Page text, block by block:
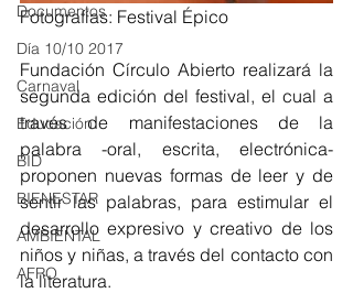
Documentos
Día 10/10 2017
Carnaval
Educación
BID
BIENESTAR
AMBIENTAL
AFRO
Fotografías: Festival Épico
Fundación Círculo Abierto realizará la
segunda edición del festival, el cual a
través de manifestaciones de la
palabra -oral, escrita, electrónica-
proponen nuevas formas de leer y de
sentir las palabras, para estimular el
desarrollo expresivo y creativo de los
niños y niñas, a través del contacto con
la literatura.